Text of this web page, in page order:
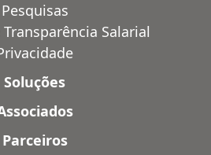
Pesquisas
Salarial
Soluções
Parceiros